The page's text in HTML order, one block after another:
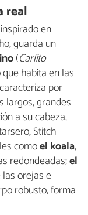
real
en
guarda un
(Carlito
habita en las
por
largos, grandes
a su cabeza,
Stitch
comoel koala,
redondeadas;el
orejas e
robusto, forma